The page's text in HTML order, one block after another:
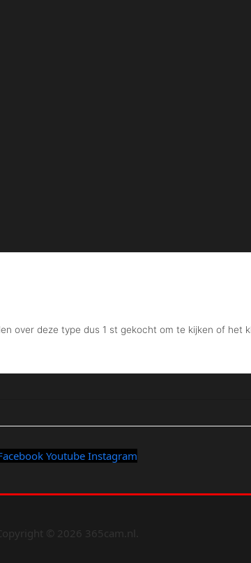
Youtube Instagram
© 2026 365cam.nl.